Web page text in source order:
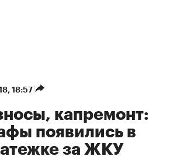
18:57
капремонт:
появились в
за ЖКУ